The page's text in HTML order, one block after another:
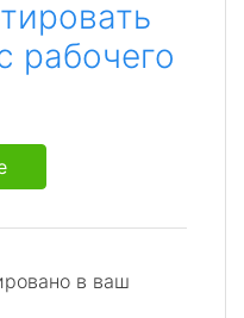
рабочего
в ваш